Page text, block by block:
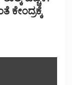
ಕೇಂದ್ರಕ್ಕೆ